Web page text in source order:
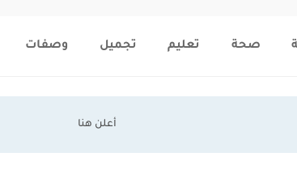
صحة تعليم تجميل وصفات